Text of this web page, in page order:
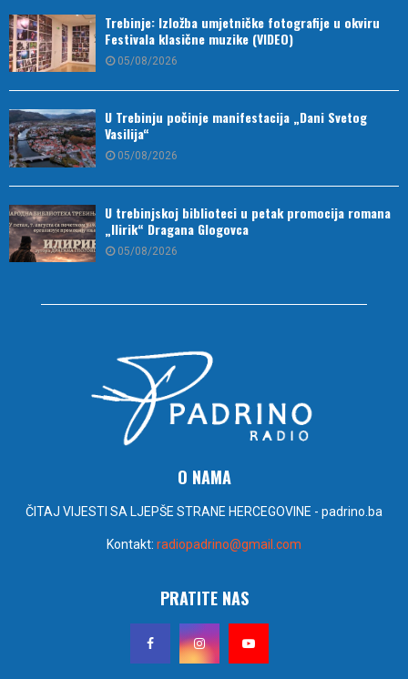
Trebinje: Izložba umjetničke fotografije u okviru
Festivala klasične muzike (VIDEO)
05/08/2026
U Trebinju počinje manifestacija „Dani Svetog
Vasilija“
05/08/2026
U trebinjskoj biblioteci u petak promocija romana
„Ilirik“ Dragana Glogovca
05/08/2026
O NAMA
ČITAJ VIJESTI SA LJEPŠE STRANE HERCEGOVINE - padrino.ba
Kontakt: radiopadrino@gmail.com
PRATITE NAS